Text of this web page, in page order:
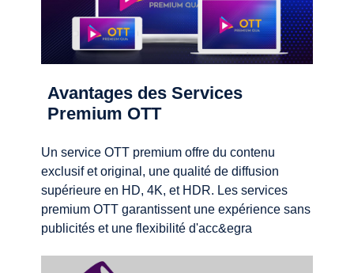
Avantages des Services
Premium OTT
Un service OTT premium offre du contenu
exclusif et original, une qualité de diffusion
supérieure en HD, 4K, et HDR. Les services
premium OTT garantissent une expérience sans
publicités et une flexibilité d'acc&egra